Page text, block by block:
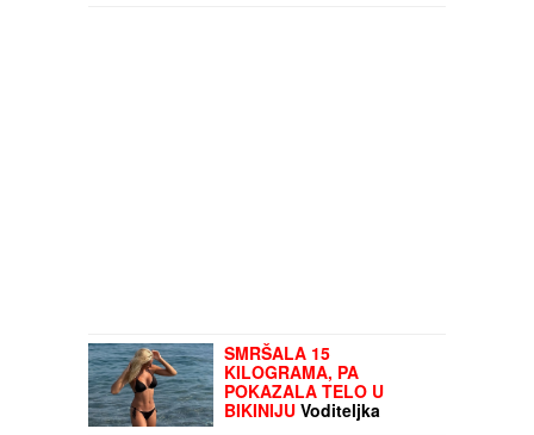
SMRŠALA 15
KILOGRAMA, PA
POKAZALA TELO U
BIKINIJU Voditeljka